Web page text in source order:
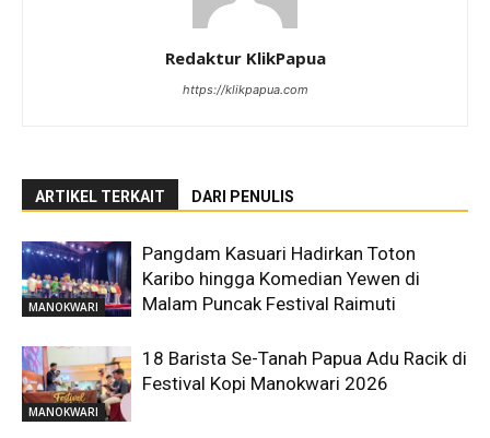
Redaktur KlikPapua
https://klikpapua.com
ARTIKEL TERKAIT DARI PENULIS
MANOKWARI
Pangdam Kasuari Hadirkan Toton
Karibo hingga Komedian Yewen di
Malam Puncak Festival Raimuti
MANOKWARI
18 Barista Se-Tanah Papua Adu Racik di
Festival Kopi Manokwari 2026